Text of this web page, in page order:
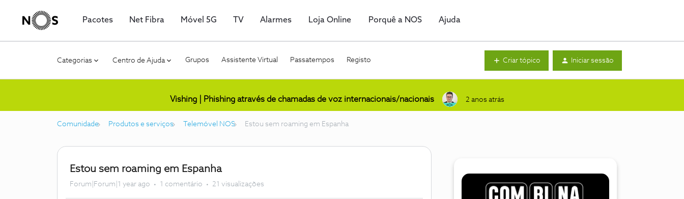
Pacotes Net Fibra Móvel 5G TV Alarmes Loja Online Porquê a NOS Ajuda
Categorias Centro de Ajuda Grupos Assistente Virtual Passatempos Registo Criar tópico Iniciar sessão
Vishing | Phishing através de chamadas de voz internacionais/nacionais 2 anos atrás
Comunidade Produtos e serviços Telemóvel NOS Estou sem roaming em Espanha
Estou sem roaming em Espanha
Forum|Forum|1 year ago 1 comentário 21 visualizações